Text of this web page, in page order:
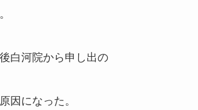
白河院から申し出の
因になった。